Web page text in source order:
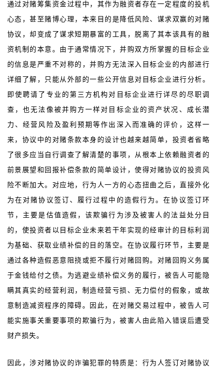
通过对赌筹集资金过程中，其作为融资者存在一定程度的投机
心态，甚至赌博心理，本来目的是降低风险、谋求双赢的对赌
协议，却变成了谋求短期暴富的工具，脱离了其本该具有的融
资机制的本意。由于通常情况下，并购双方所掌握的目标企业
的信息是严重不对称的，并购方无法深入目标企业的内部进行
详细了解，只能从外部的一些公开信息对目标企业进行分析。
即使聘请了专业的第三方机构对目标企业进行详尽的尽职调
查，也无法像被并购方一样对目标企业的资产状况、成长潜
力、经营风险及盈利预期等作出深入而准确的评价，这样一
来，协议中的对赌条款本身的设计也越来越简单，投资者省略
了很多应当自行调查了解清楚的事项，从根本上依赖融资者的
前景展望和回报补偿条款的简单设计，使得对赌协议的投资风
险不断加大。对应地，行为人一方的心态扭曲之后，直接外化
为在对赌协议签订、履行过程中的造假行为。在协议签订环
节，主要是估值造假，该欺骗行为涉及被害人的法益处分目
的，使投资者以目标企业未来若干年实现的经审计的目标利润
为基础、获取业绩补偿的目的落空。在协议履行环节，主要是
通过各种造假恶意阻挠或拒不履行对赌回购。对赌回购义务属
于金钱给付之债。为逃避业绩补偿义务的履行，被告人可能隐
瞒其真实的经营利润，制造经营亏损、无力偿付的假象，或故
意制造减资程序的障碍。因此，在对赌交易过程中，被告人可
能实施事关重要事项的欺骗行为，被害人由此陷入错误后遭受
财产损失。
因此，涉对赌协议的诈骗犯罪的特质是：行为人签订对赌协议